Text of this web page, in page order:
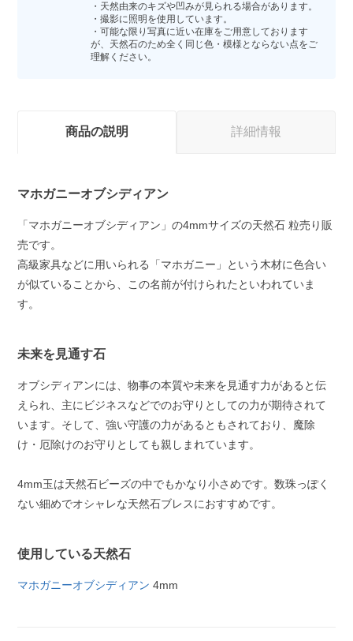
・天然由来のキズや凹みが見られる場合があります。
・撮影に照明を使用しています。
・可能な限り写真に近い在庫をご用意しております
が、天然石のため全く同じ色・模様とならない点をご
理解ください。
商品の説明 詳細情報
マホガニーオブシディアン
「マホガニーオブシディアン」の4mmサイズの天然石 粒売り販
売です。
高級家具などに用いられる「マホガニー」という木材に色合い
が似ていることから、この名前が付けられたといわれていま
す。
未来を見通す石
オブシディアンには、物事の本質や未来を見通す力があると伝
えられ、主にビジネスなどでのお守りとしての力が期待されて
います。そして、強い守護の力があるともされており、魔除
け・厄除けのお守りとしても親しまれています。
4mm玉は天然石ビーズの中でもかなり小さめです。数珠っぽく
ない細めでオシャレな天然石ブレスにおすすめです。
使用している天然石
マホガニーオブシディアン 4mm